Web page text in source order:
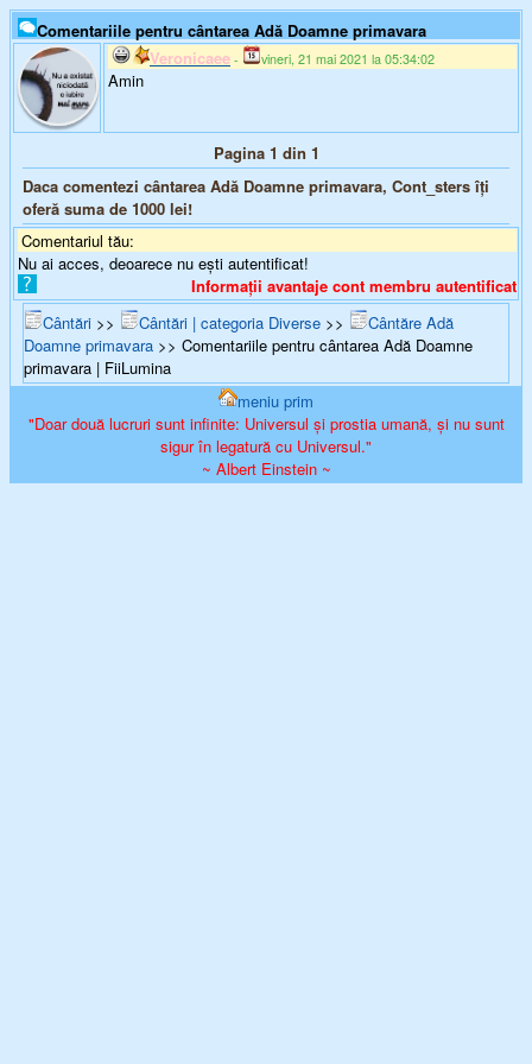
Comentariile pentru cântarea Adă Doamne primavara
Veronicaee - vineri, 21 mai 2021 la 05:34:02
Amin
Pagina 1 din 1
Daca comentezi cântarea Adă Doamne primavara, Cont_sters îți
oferă suma de 1000 lei!
Comentariul tău:
Nu ai acces, deoarece nu ești autentificat!
Informații avantaje cont membru autentificat
Cântări >> Cântări | categoria Diverse >>
Cântăre Adă
Doamne primavara >> Comentariile pentru cântarea Adă Doamne
primavara | FiiLumina
meniu prim
"Doar două lucruri sunt infinite: Universul și prostia umană, și nu sunt
sigur în legatură cu Universul."
~ Albert Einstein ~